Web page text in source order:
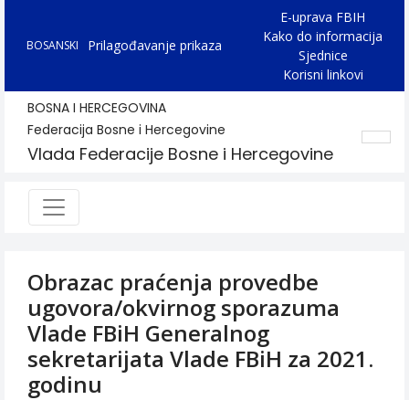
BOSANSKI Prilagođavanje prikaza
E-uprava FBIH
Kako do informacija
Sjednice
Korisni linkovi
BOSNA I HERCEGOVINA
Federacija Bosne i Hercegovine
Vlada Federacije Bosne i Hercegovine
Obrazac praćenja provedbe
ugovora/okvirnog sporazuma
Vlade FBiH Generalnog
sekretarijata Vlade FBiH za 2021.
godinu